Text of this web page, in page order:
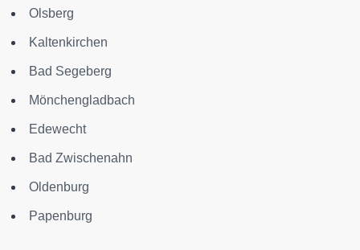
Olsberg
Kaltenkirchen
Bad Segeberg
Mönchengladbach
Edewecht
Bad Zwischenahn
Oldenburg
Papenburg